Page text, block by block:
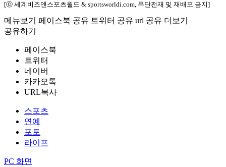
[ⓒ 세계비즈앤스포츠월드 & sportsworldi.com, 무단전재 및 재배포 금지]
메뉴보기 페이스북 공유 트위터 공유 url 공유 더보기
공유하기
페이스북
트위터
네이버
카카오톡
URL복사
스포츠
연예
포토
라이프
PC 화면